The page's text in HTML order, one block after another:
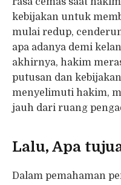
kebijakan untuk
mulai redup,
apa adanya demi
akhirnya, hakim
putusan dan
menyelimuti hakim,
jauh dari ruang
Lalu, Apa
Dalam pemahaman